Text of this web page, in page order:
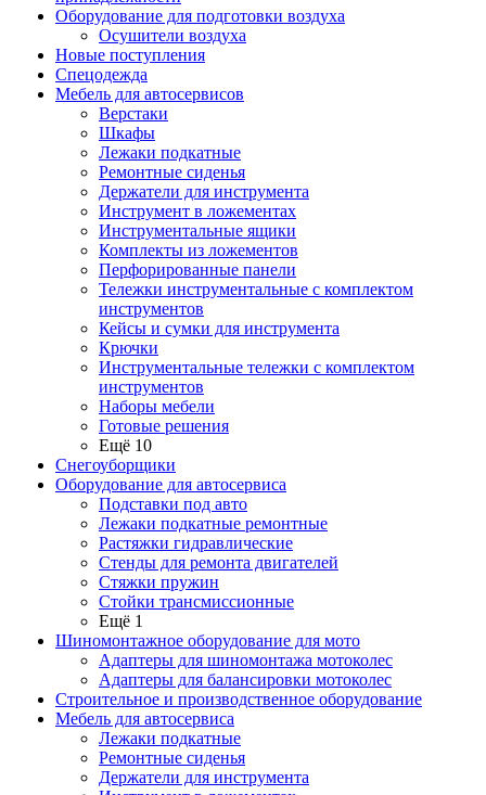
Оборудование для подготовки воздуха
Осушители воздуха
Новые поступления
Спецодежда
Мебель для автосервисов
Верстаки
Шкафы
Лежаки подкатные
Ремонтные сиденья
Держатели для инструмента
Инструмент в ложементах
Инструментальные ящики
Комплекты из ложементов
Перфорированные панели
Тележки инструментальные с комплектом
инструментов
Кейсы и сумки для инструмента
Крючки
Инструментальные тележки с комплектом
инструментов
Наборы мебели
Готовые решения
Ещё 10
Снегоуборщики
Оборудование для автосервиса
Подставки под авто
Лежаки подкатные ремонтные
Растяжки гидравлические
Стенды для ремонта двигателей
Стяжки пружин
Стойки трансмиссионные
Ещё 1
Шиномонтажное оборудование для мото
Адаптеры для шиномонтажа мотоколес
Адаптеры для балансировки мотоколес
Строительное и производственное оборудование
Мебель для автосервиса
Лежаки подкатные
Ремонтные сиденья
Держатели для инструмента